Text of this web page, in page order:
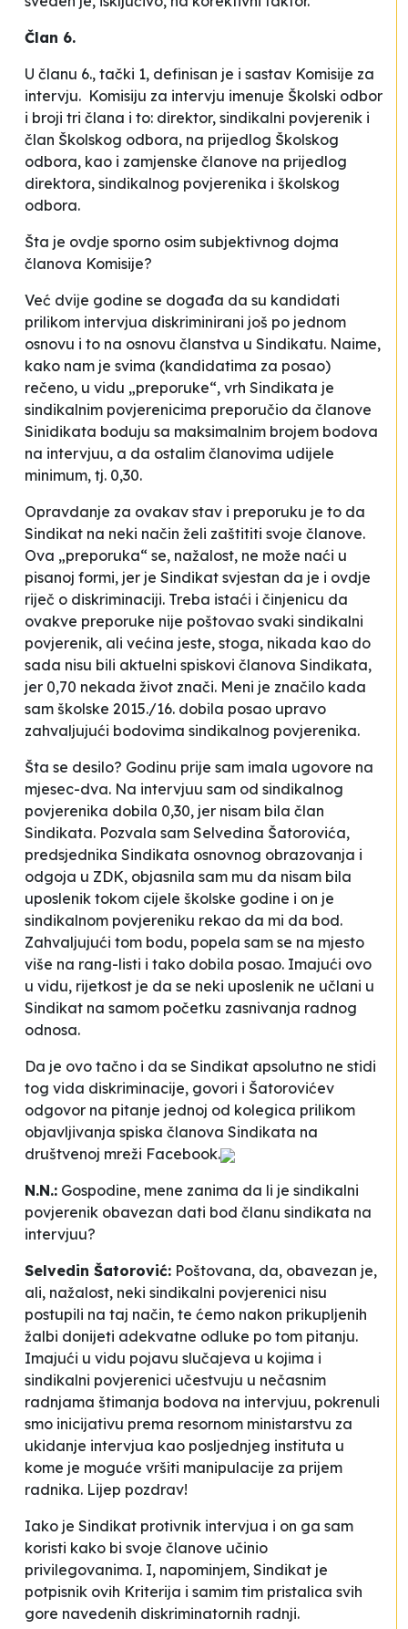
Član 6.
U članu 6., tački 1, definisan je i sastav Komisije za
intervju. Komisiju za intervju imenuje Školski odbor
i broji tri člana i to: direktor, sindikalni povjerenik i
član Školskog odbora, na prijedlog Školskog
odbora, kao i zamjenske članove na prijedlog
direktora, sindikalnog povjerenika i školskog
odbora.
Šta je ovdje sporno osim subjektivnog dojma
članova Komisije?
Već dvije godine se događa da su kandidati
prilikom intervjua diskriminirani još po jednom
osnovu i to na osnovu članstva u Sindikatu. Naime,
kako nam je svima (kandidatima za posao)
rečeno, u vidu „preporuke“, vrh Sindikata je
sindikalnim povjerenicima preporučio da članove
Sinidikata boduju sa maksimalnim brojem bodova
na intervjuu, a da ostalim članovima udijele
minimum, tj. 0,30.
Opravdanje za ovakav stav i preporuku je to da
Sindikat na neki način želi zaštititi svoje članove.
Ova „preporuka“ se, nažalost, ne može naći u
pisanoj formi, jer je Sindikat svjestan da je i ovdje
riječ o diskriminaciji. Treba istaći i činjenicu da
ovakve preporuke nije poštovao svaki sindikalni
povjerenik, ali većina jeste, stoga, nikada kao do
sada nisu bili aktuelni spiskovi članova Sindikata,
jer 0,70 nekada život znači. Meni je značilo kada
sam školske 2015./16. dobila posao upravo
zahvaljujući bodovima sindikalnog povjerenika.
Šta se desilo? Godinu prije sam imala ugovore na
mjesec-dva. Na intervjuu sam od sindikalnog
povjerenika dobila 0,30, jer nisam bila član
Sindikata. Pozvala sam Selvedina Šatorovića,
predsjednika Sindikata osnovnog obrazovanja i
odgoja u ZDK, objasnila sam mu da nisam bila
uposlenik tokom cijele školske godine i on je
sindikalnom povjereniku rekao da mi da bod.
Zahvaljujući tom bodu, popela sam se na mjesto
više na rang-listi i tako dobila posao. Imajući ovo
u vidu, rijetkost je da se neki uposlenik ne učlani u
Sindikat na samom početku zasnivanja radnog
odnosa.
Da je ovo tačno i da se Sindikat apsolutno ne stidi
tog vida diskriminacije, govori i Šatorovićev
odgovor na pitanje jednoj od kolegica prilikom
objavljivanja spiska članova Sindikata na
društvenoj mreži Facebook.
N.N.: Gospodine, mene zanima da li je sindikalni
povjerenik obavezan dati bod članu sindikata na
intervjuu?
Selvedin Šatorović: Poštovana, da, obavezan je,
ali, nažalost, neki sindikalni povjerenici nisu
postupili na taj način, te ćemo nakon prikupljenih
žalbi donijeti adekvatne odluke po tom pitanju.
Imajući u vidu pojavu slučajeva u kojima i
sindikalni povjerenici učestvuju u nečasnim
radnjama štimanja bodova na intervjuu, pokrenuli
smo inicijativu prema resornom ministarstvu za
ukidanje intervjua kao posljednjeg instituta u
kome je moguće vršiti manipulacije za prijem
radnika. Lijep pozdrav!
Iako je Sindikat protivnik intervjua i on ga sam
koristi kako bi svoje članove učinio
privilegovanima. I, napominjem, Sindikat je
potpisnik ovih Kriterija i samim tim pristalica svih
gore navedenih diskriminatornih radnji.